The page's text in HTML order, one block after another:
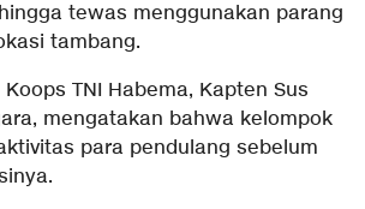
tewas menggunakan parang
tambang.
TNI Habema, Kapten Sus
mengatakan bahwa kelompok
para pendulang sebelum